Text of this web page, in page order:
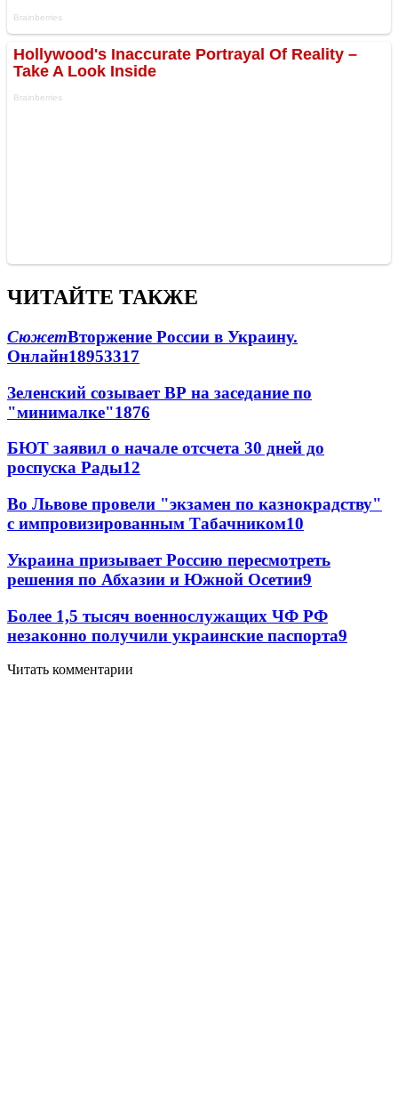
ЧИТАЙТЕ ТАКЖЕ
СюжетВторжение России в Украину.
Онлайн18953317
Зеленский созывает ВР на заседание по
"минималке"1876
БЮТ заявил о начале отсчета 30 дней до
роспуска Рады12
Во Львове провели "экзамен по казнокрадству"
с импровизированным Табачником10
Украина призывает Россию пересмотреть
решения по Абхазии и Южной Осетии9
Более 1,5 тысяч военнослужащих ЧФ РФ
незаконно получили украинские паспорта9
Читать комментарии